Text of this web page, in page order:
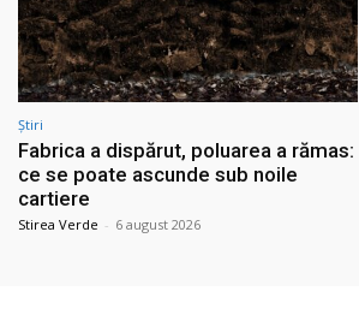
Știri
Fabrica a dispărut, poluarea a rămas:
ce se poate ascunde sub noile
cartiere
Stirea Verde - 6 august 2026